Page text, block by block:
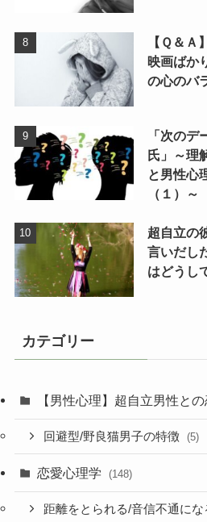
【Ｑ＆
映画ばか
の心のバ
「次の
氏」～理
と男性心
（１）～
超自立の
言いだし
はどうし
カテゴリー
【男性心理】超自立男性と
回避型/野良猫男子の特徴 (5)
恋愛心理学 (148)
距離をとられる/音信不通にな